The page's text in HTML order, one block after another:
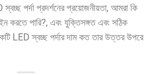
পর্দা প্রদর্শনের প্রয়োজনীয়তা, আমরা কি
করতে পারি?, এবং যুক্তিসঙ্গত এবং সঠিক
LED স্বচ্ছ পর্দার দাম কত তার উত্তর উপরে